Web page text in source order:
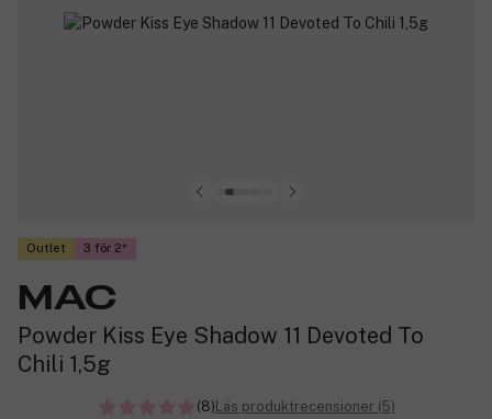
Outlet 3 för 2
MAC
Powder Kiss Eye Shadow 11 Devoted To
Chili 1,5g
(8)Läs produktrecensioner (5)